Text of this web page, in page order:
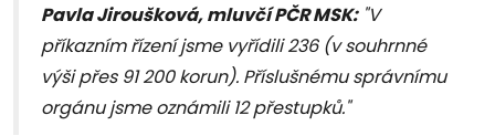
Pavla Jiroušková, mluvčí PČR MSK:"V
příkazním řízení jsme vyřídili 236 (v souhrnné
výši přes 91 200 korun). Příslušnému správnímu
orgánu jsme oznámili 12 přestupků."